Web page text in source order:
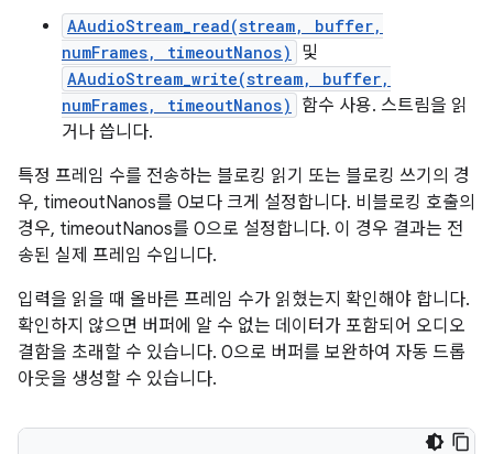
AAudioStream_read(stream, buffer,
numFrames, timeoutNanos)
및
AAudioStream_write(stream, buffer,
numFrames, timeoutNanos)
함수 사용. 스트림을 읽
거나 씁니다.
특정 프레임 수를 전송하는 블로킹 읽기 또는 블로킹 쓰기의 경
우, timeoutNanos를 0보다 크게 설정합니다. 비블로킹 호출의
경우, timeoutNanos를 0으로 설정합니다. 이 경우 결과는 전
송된 실제 프레임 수입니다.
입력을 읽을 때 올바른 프레임 수가 읽혔는지 확인해야 합니다.
확인하지 않으면 버퍼에 알 수 없는 데이터가 포함되어 오디오
결함을 초래할 수 있습니다. 0으로 버퍼를 보완하여 자동 드롭
아웃을 생성할 수 있습니다.